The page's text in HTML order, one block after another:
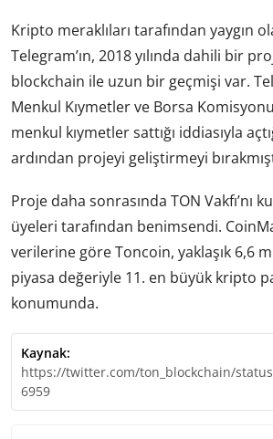
Kripto meraklıları tarafından yaygın
Telegram’ın, 2018 yılında dahili bir
blockchain ile uzun bir geçmişi var.
Menkul Kıymetler ve Borsa
menkul kıymetler sattığı iddiasıyla
ardından projeyi geliştirmeyi
Proje daha sonrasında TON Vakfı’nı
üyeleri tarafından benimsendi.
verilerine göre Toncoin, yaklaşık 6,6
piyasa değeriyle 11. en büyük kripto
konumunda.
Kaynak:
https://twitter.com/ton_blockchain/
6959